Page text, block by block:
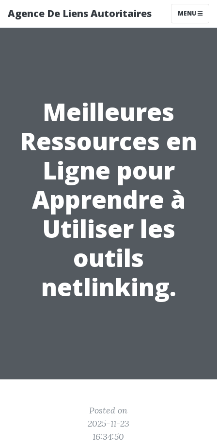
Agence De Liens Autoritaires MENU
Meilleures
Ressources en
Ligne pour
Apprendre à
Utiliser les
outils
netlinking.
Posted on
2025-11-23
16:34:50